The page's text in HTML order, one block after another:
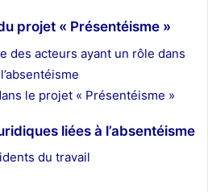
projet « Présentéisme »
des acteurs ayant un rôle dans
le projet « Présentéisme »
liées à l’absentéisme
du travail